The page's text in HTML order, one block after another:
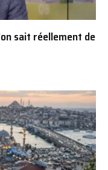
sait réellement de